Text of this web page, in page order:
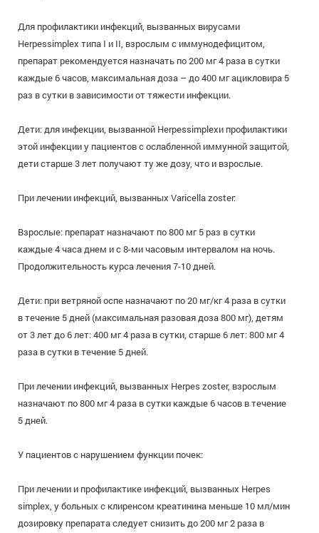
Для профилактики инфекций, вызванных вирусами
Herpessimplex типа I и II, взрослым с иммунодефицитом,
препарат рекомендуется назначать по 200 мг 4 раза в сутки
каждые 6 часов, максимальная доза – до 400 мг ацикловира 5
раз в сутки в зависимости от тяжести инфекции.
Дети: для инфекции, вызванной Herpessimplexи профилактики
этой инфекции у пациентов с ослабленной иммунной защитой,
дети старше 3 лет получают ту же дозу, что и взрослые.
При лечении инфекций, вызванных Varicella zoster:
Взрослые: препарат назначают по 800 мг 5 раз в сутки
каждые 4 часа днем и с 8-ми часовым интервалом на ночь.
Продолжительность курса лечения 7-10 дней.
Дети: при ветряной оспе назначают по 20 мг/кг 4 раза в сутки
в течение 5 дней (максимальная разовая доза 800 мг), детям
от 3 лет до 6 лет: 400 мг 4 раза в сутки, старше 6 лет: 800 мг 4
раза в сутки в течение 5 дней.
При лечении инфекций, вызванных Herpes zoster, взрослым
назначают по 800 мг 4 раза в сутки каждые 6 часов в течение
5 дней.
У пациентов с нарушением функции почек:
При лечении и профилактике инфекций, вызванных Herpes
simplex, у больных с клиренсом креатинина меньше 10 мл/мин
дозировку препарата следует снизить до 200 мг 2 раза в